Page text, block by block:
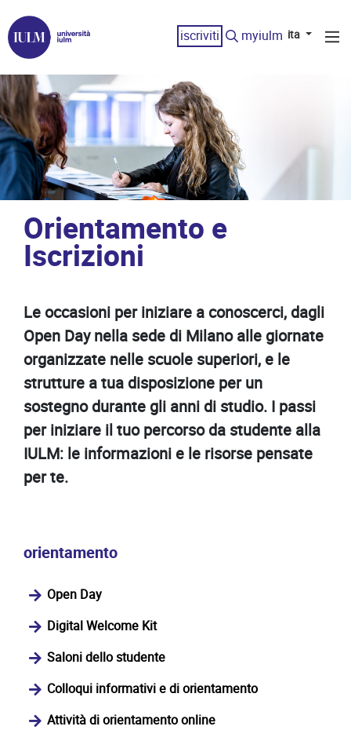
iscriviti myiulm ita
Orientamento e
Iscrizioni
Le occasioni per iniziare a conoscerci, dagli
Open Day nella sede di Milano alle giornate
organizzate nelle scuole superiori, e le
strutture a tua disposizione per un
sostegno durante gli anni di studio. I passi
per iniziare il tuo percorso da studente alla
IULM: le informazioni e le risorse pensate
per te.
orientamento
Open Day
Digital Welcome Kit
Saloni dello studente
Colloqui informativi e di orientamento
Attività di orientamento online